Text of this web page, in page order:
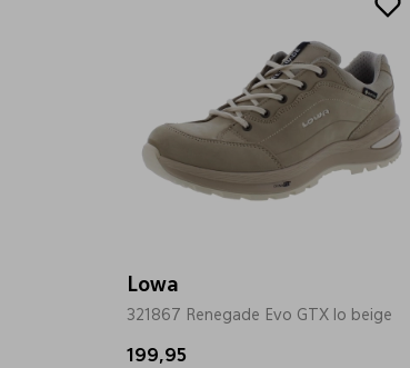
Lowa
321867 Renegade Evo GTX lo beige
199,95